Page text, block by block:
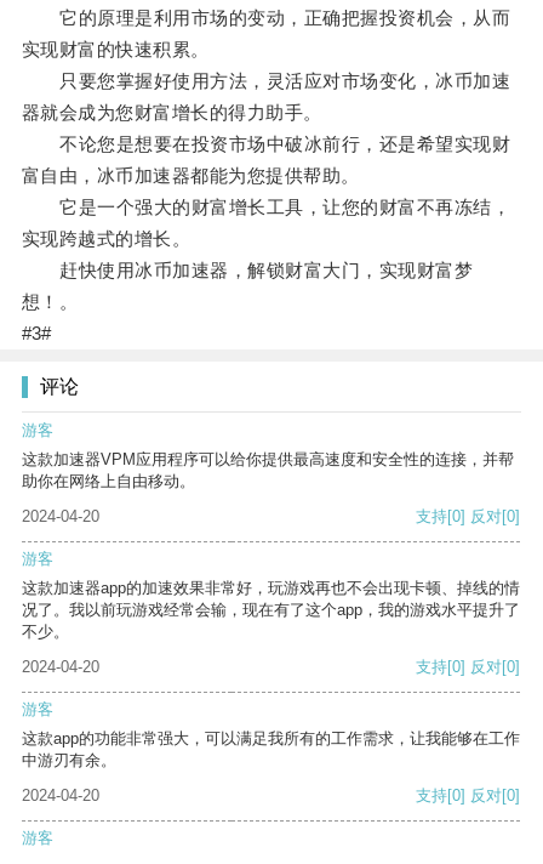
它的原理是利用市场的变动，正确把握投资机会，从而
实现财富的快速积累。
只要您掌握好使用方法，灵活应对市场变化，冰币加速
器就会成为您财富增长的得力助手。
不论您是想要在投资市场中破冰前行，还是希望实现财
富自由，冰币加速器都能为您提供帮助。
它是一个强大的财富增长工具，让您的财富不再冻结，
实现跨越式的增长。
赶快使用冰币加速器，解锁财富大门，实现财富梦
想！。
#3#
评论
游客
这款加速器VPM应用程序可以给你提供最高速度和安全性的连接，并帮
助你在网络上自由移动。
2024-04-20
支持[0] 反对[0]
游客
这款加速器app的加速效果非常好，玩游戏再也不会出现卡顿、掉线的情
况了。我以前玩游戏经常会输，现在有了这个app，我的游戏水平提升了
不少。
2024-04-20
支持[0] 反对[0]
游客
这款app的功能非常强大，可以满足我所有的工作需求，让我能够在工作
中游刃有余。
2024-04-20
支持[0] 反对[0]
游客